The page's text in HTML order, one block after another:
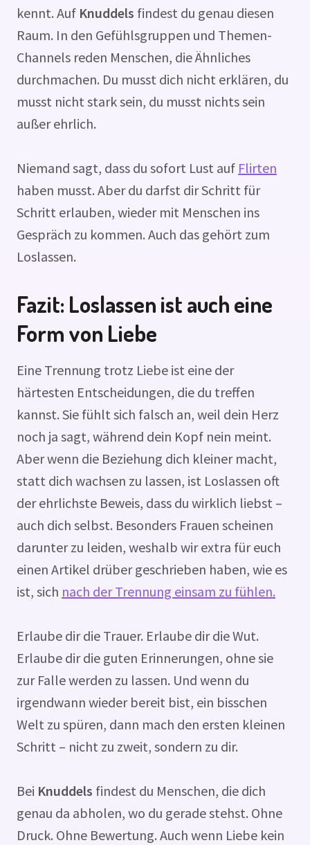
kennt. Auf Knuddels findest du genau diesen
Raum. In den Gefühlsgruppen und Themen-
Channels reden Menschen, die Ähnliches
durchmachen. Du musst dich nicht erklären, du
musst nicht stark sein, du musst nichts sein
außer ehrlich.
Niemand sagt, dass du sofort Lust auf Flirten
haben musst. Aber du darfst dir Schritt für
Schritt erlauben, wieder mit Menschen ins
Gespräch zu kommen. Auch das gehört zum
Loslassen.
Fazit: Loslassen ist auch eine
Form von Liebe
Eine Trennung trotz Liebe ist eine der
härtesten Entscheidungen, die du treffen
kannst. Sie fühlt sich falsch an, weil dein Herz
noch ja sagt, während dein Kopf nein meint.
Aber wenn die Beziehung dich kleiner macht,
statt dich wachsen zu lassen, ist Loslassen oft
der ehrlichste Beweis, dass du wirklich liebst –
auch dich selbst. Besonders Frauen scheinen
darunter zu leiden, weshalb wir extra für euch
einen Artikel drüber geschrieben haben, wie es
ist, sich nach der Trennung einsam zu fühlen.
Erlaube dir die Trauer. Erlaube dir die Wut.
Erlaube dir die guten Erinnerungen, ohne sie
zur Falle werden zu lassen. Und wenn du
irgendwann wieder bereit bist, ein bisschen
Welt zu spüren, dann mach den ersten kleinen
Schritt – nicht zu zweit, sondern zu dir.
Bei Knuddels findest du Menschen, die dich
genau da abholen, wo du gerade stehst. Ohne
Druck. Ohne Bewertung. Auch wenn Liebe kein